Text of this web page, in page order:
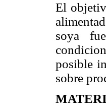
El
soya
posible
sobre